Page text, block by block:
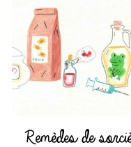
Remèdes de